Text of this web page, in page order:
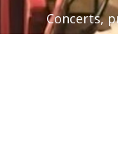
Concerts,